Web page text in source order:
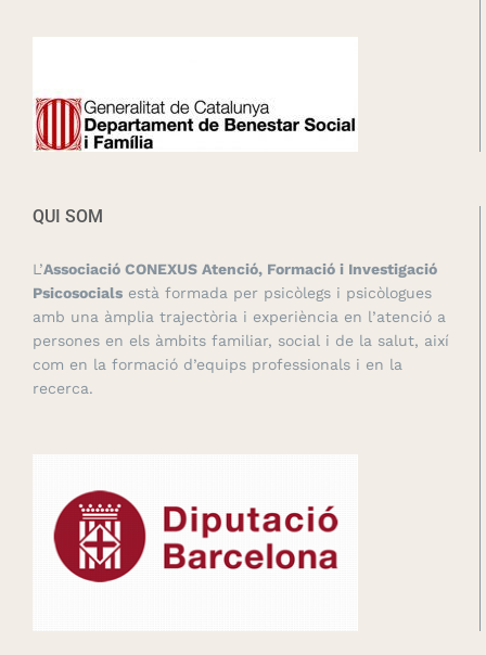
QUI SOM
L’Associació CONEXUS Atenció, Formació i Investigació
Psicosocials està formada per psicòlegs i psicòlogues
amb una àmplia trajectòria i experiència en l’atenció a
persones en els àmbits familiar, social i de la salut, així
com en la formació d’equips professionals i en la
recerca.